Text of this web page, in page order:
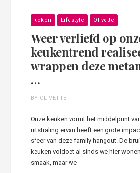
koken Lifestyle Olivette
Weer verliefd op
keukentrend
wrappen deze
…
BY OLIVETTE
Onze keuken vormt het middelpunt
uitstraling ervan heeft een grote
sfeer van deze family hangout. De
keuken voldoet al sinds we hier
smaak, maar we